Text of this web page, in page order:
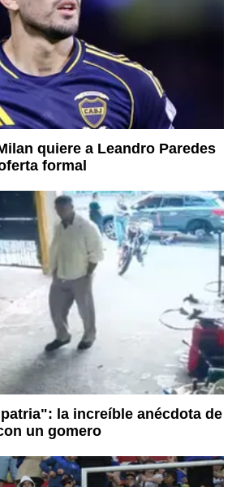
quiere a Leandro Paredes
formal
la increíble anécdota de
un gomero